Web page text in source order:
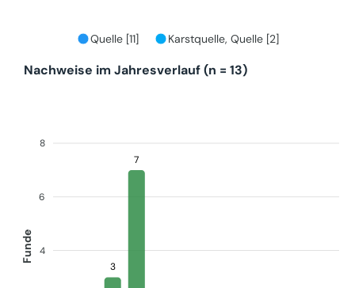
Quelle [11] Karstquelle, Quelle [2]
Nachweise im Jahresverlauf (n = 13)
8
6
4
Funde
3
7